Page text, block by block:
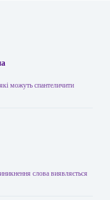
можуть спантеличити
слова виявляється